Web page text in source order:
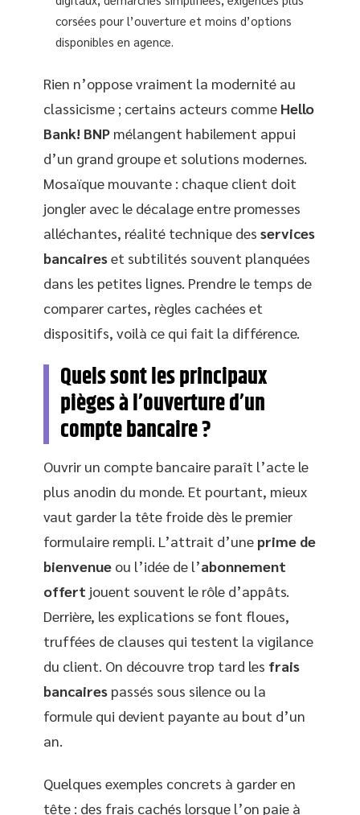
corsées pour l’ouverture et moins d’options
disponibles en agence.
Rien n’oppose vraiment la modernité au
classicisme ; certains acteurs comme Hello
Bank! BNP mélangent habilement appui
d’un grand groupe et solutions modernes.
Mosaïque mouvante : chaque client doit
jongler avec le décalage entre promesses
alléchantes, réalité technique des services
bancaireset subtilités souvent planquées
dans les petites lignes. Prendre le temps de
comparer cartes, règles cachées et
dispositifs, voilà ce qui fait la différence.
Quels sont les principaux
pièges à l’ouverture d’un
compte bancaire ?
Ouvrir un compte bancaire paraît l’acte le
plus anodin du monde. Et pourtant, mieux
vaut garder la tête froide dès le premier
formulaire rempli. L’attrait d’une prime de
bienvenue ou l’idée de l’abonnement
offert jouent souvent le rôle d’appâts.
Derrière, les explications se font floues,
truffées de clauses qui testent la vigilance
du client. On découvre trop tard les frais
bancaires passés sous silence ou la
formule qui devient payante au bout d’un
an.
Quelques exemples concrets à garder en
tête : des frais cachés lorsque l’on paie à